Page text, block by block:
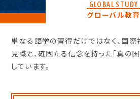
GLOBAL STUDY
グローバル教育
単なる語学の習得だけではなく、国
見識と、確固たる信念を持った「真の
しています。